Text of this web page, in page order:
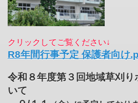
クリックしてご覧ください↓
R8年間行事予定 保護者向け
令和８年度第３回地域草刈
いて